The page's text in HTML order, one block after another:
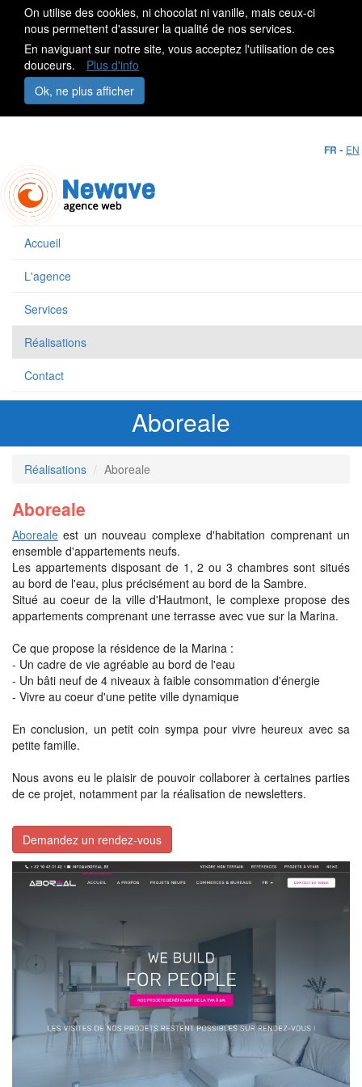
On utilise des cookies, ni chocolat ni vanille, mais ceux-ci
nous permettent d'assurer la qualité de nos services.
En naviguant sur notre site, vous acceptez l'utilisation de ces
douceurs.
Plus d'info
Ok, ne plus afficher
FR - EN
Accueil
L'agence
Services
Réalisations
Contact
Aboreale
Réalisations Aboreale
Aboreale
Aboreale est un nouveau complexe d'habitation comprenant un
ensemble d'appartements neufs.
Les appartements disposant de 1, 2 ou 3 chambres sont situés
au bord de l'eau, plus précisément au bord de la Sambre.
Situé au coeur de la ville d'Hautmont, le complexe propose des
appartements comprenant une terrasse avec vue sur la Marina.
Ce que propose la résidence de la Marina :
- Un cadre de vie agréable au bord de l'eau
- Un bâti neuf de 4 niveaux à faible consommation d'énergie
- Vivre au coeur d'une petite ville dynamique
En conclusion, un petit coin sympa pour vivre heureux avec sa
petite famille.
Nous avons eu le plaisir de pouvoir collaborer à certaines parties
de ce projet, notamment par la réalisation de newsletters.
Demandez un rendez-vous